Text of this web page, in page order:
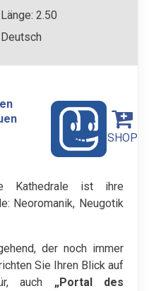
2.50
SHOP
Kathedrale ist ihre
Neoromanik, Neugotik
der noch immer
Sie Ihren Blick auf
auch „Portal des